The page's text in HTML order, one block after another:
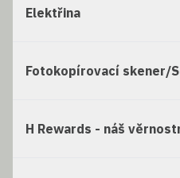
Elektřina
Fotokopírovací skener/
H Rewards - náš